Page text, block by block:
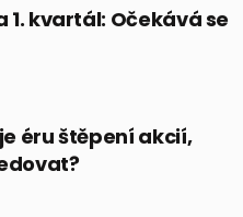
kvartál: Očekává se
éru štěpení akcií,